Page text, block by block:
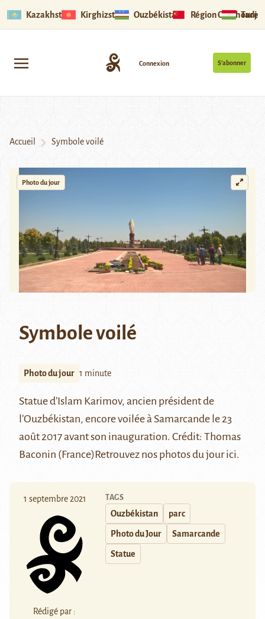
Kazakhstan Kirghizstan Ouzbékistan Région Ouïghoure
S’abonner
Connexion
Accueil Symbole voilé
Photo du jour
Symbole voilé
Photo du jour 1 minute
Statue d’Islam Karimov, ancien président de
l’Ouzbékistan, encore voilée à Samarcande le 23
août 2017 avant son inauguration. Crédit: Thomas
Baconin (France)Retrouvez nos photos du jourici.
1 septembre 2021
Rédigé par :
TAGS
Ouzbékistan parc
Photo du Jour Samarcande
Statue